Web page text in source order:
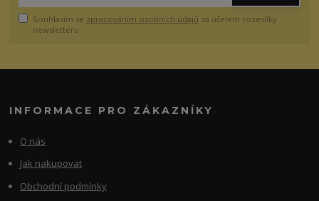
Souhlasím se zpracováním osobních údajů za účelem rozesílky
newsletteru.
INFORMACE PRO ZÁKAZNÍKY
O nás
Jak nakupovat
Obchodní podmínky